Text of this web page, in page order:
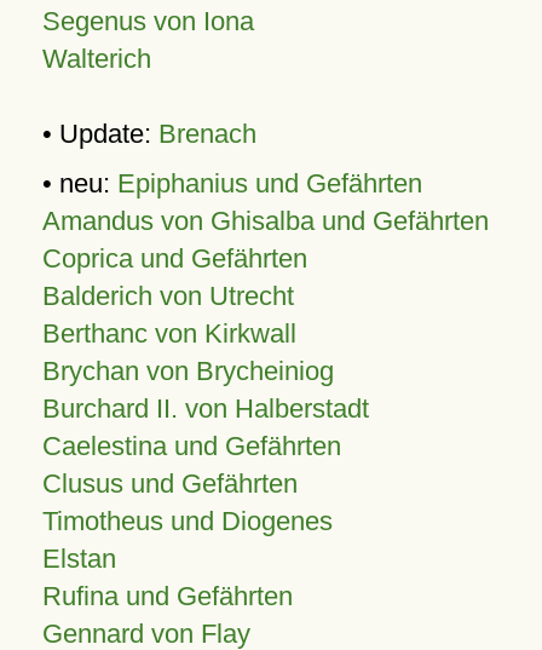
Segenus von Iona
Walterich
• Update: Brenach
• neu: Epiphanius und Gefährten
Amandus von Ghisalba und Gefährten
Coprica und Gefährten
Balderich von Utrecht
Berthanc von Kirkwall
Brychan von Brycheiniog
Burchard II. von Halberstadt
Caelestina und Gefährten
Clusus und Gefährten
Timotheus und Diogenes
Elstan
Rufina und Gefährten
Gennard von Flay